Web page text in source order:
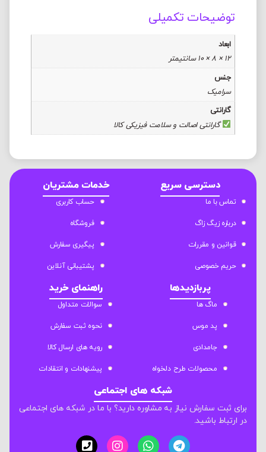
توضیحات تکمیلی
ابعاد
12 × 8 × 10 سانتیمتر
جنس
سرامیک
گارانتی
گارانتی اصالت و سلامت فیزیکی کالا
دسترسی سریع
تماس با ما
درباره زیگ زاگ
قوانین و مقررات
حریم خصوصی
خدمات مشتریان
حساب کاربری
فروشگاه
پیگیری سفارش
پشتیبانی آنلاین
پربازدیدها
ماگ ها
پد موس
جامدادی
محصولات طرح دلخواه
راهنمای خرید
سوالات متداول
نحوه ثبت سفارش
رویه های ارسال کالا
پیشنهادات و انتقادات
شبکه های اجتماعی
برای ثبت سفارش نیاز به مشاوره دارید؟ با ما در شبکه های اجتماعی
در ارتباط باشید.